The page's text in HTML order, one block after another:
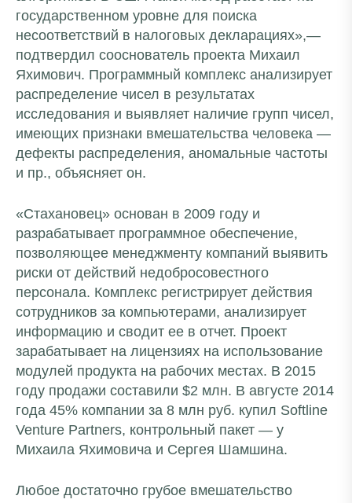
государственном уровне для поиска
несоответствий в налоговых декларациях»,—
подтвердил сооснователь проекта Михаил
Яхимович. Программный комплекс анализирует
распределение чисел в результатах
исследования и выявляет наличие групп чисел,
имеющих признаки вмешательства человека —
дефекты распределения, аномальные частоты
и пр., объясняет он.
«Стахановец» основан в 2009 году и
разрабатывает программное обеспечение,
позволяющее менеджменту компаний выявить
риски от действий недобросовестного
персонала. Комплекс регистрирует действия
сотрудников за компьютерами, анализирует
информацию и сводит ее в отчет. Проект
зарабатывает на лицензиях на использование
модулей продукта на рабочих местах. В 2015
году продажи составили $2 млн. В августе 2014
года 45% компании за 8 млн руб. купил Softline
Venture Partners, контрольный пакет — у
Михаила Яхимовича и Сергея Шамшина.
Любое достаточно грубое вмешательство